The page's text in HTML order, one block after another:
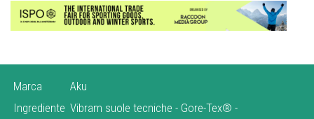
Marca
Aku
Ingrediente Vibram suole tecniche - Gore-Tex® -